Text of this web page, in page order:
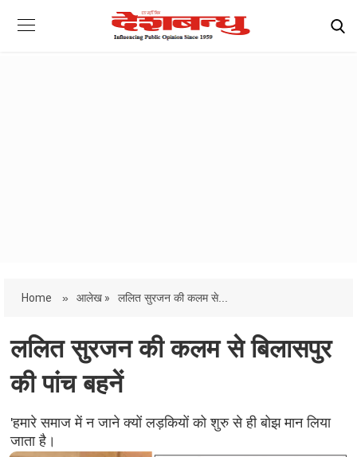
Home » आलेख » ललित सुरजन की कलम से...
ललित सुरजन की कलम से बिलासपुर
की पांच बहनें
'हमारे समाज में न जाने क्यों लड़कियों को शुरु से ही बोझ मान लिया
जाता है।